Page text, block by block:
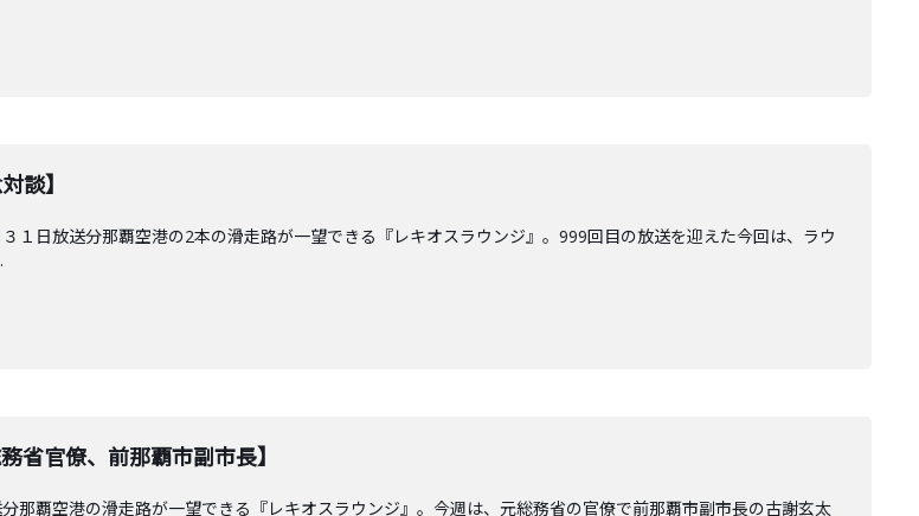
談】
１日放送分那覇空港の2本の滑走路が一望できる『レキオスラウンジ』。999回目の放送を迎えた今回は、ラウ
省官僚、前那覇市副市長】
那覇空港の滑走路が一望できる『レキオスラウンジ』。今週は、元総務省の官僚で前那覇市副市長の古謝玄太